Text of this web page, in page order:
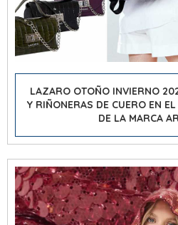
LAZARO OTOÑO INVIERNO
Y RIÑONERAS DE CUERO EN
DE LA MARCA